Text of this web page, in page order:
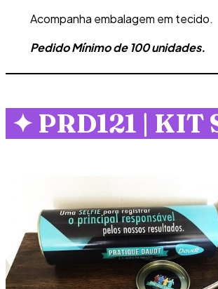
Acompanha embalagem em tecido.
Pedido Mínimo de 100 unidades.
✦ PRD121 | KIT